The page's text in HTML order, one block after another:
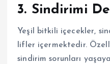
3. Sindirimi
Yeşil bitkili içecekler,
lifler içermektedir.
sindirim sorunları